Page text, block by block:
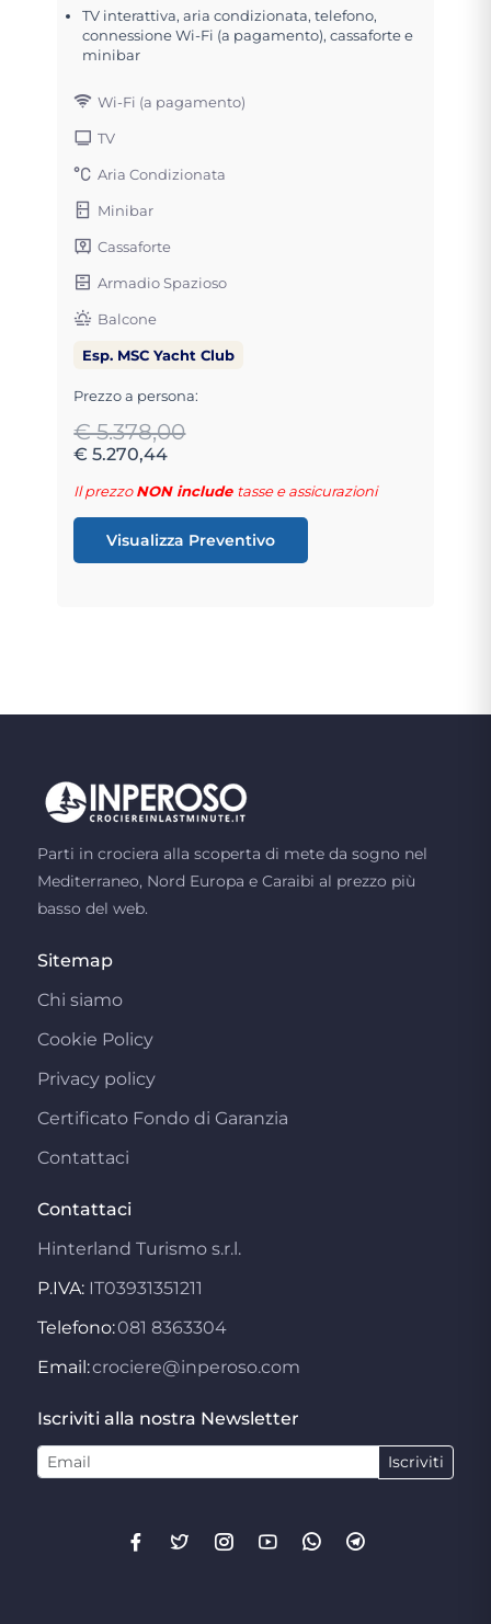
TV interattiva, aria condizionata, telefono,
connessione Wi-Fi (a pagamento), cassaforte e
minibar
Wi-Fi (a pagamento)
TV
Aria Condizionata
Minibar
Cassaforte
Armadio Spazioso
Balcone
Esp. MSC Yacht Club
Prezzo a persona:
€ 5.378,00
€ 5.270,44
Il prezzoNON include tasse e assicurazioni
Visualizza Preventivo
Parti in crociera alla scoperta di mete da sogno nel
Mediterraneo, Nord Europa e Caraibi al prezzo più
basso del web.
Sitemap
Chi siamo
Cookie Policy
Privacy policy
Certificato Fondo di Garanzia
Contattaci
Contattaci
Hinterland Turismo s.r.l.
P.IVA: IT03931351211
Telefono:081 8363304
Email:crociere@inperoso.com
Iscriviti alla nostra Newsletter
Iscriviti